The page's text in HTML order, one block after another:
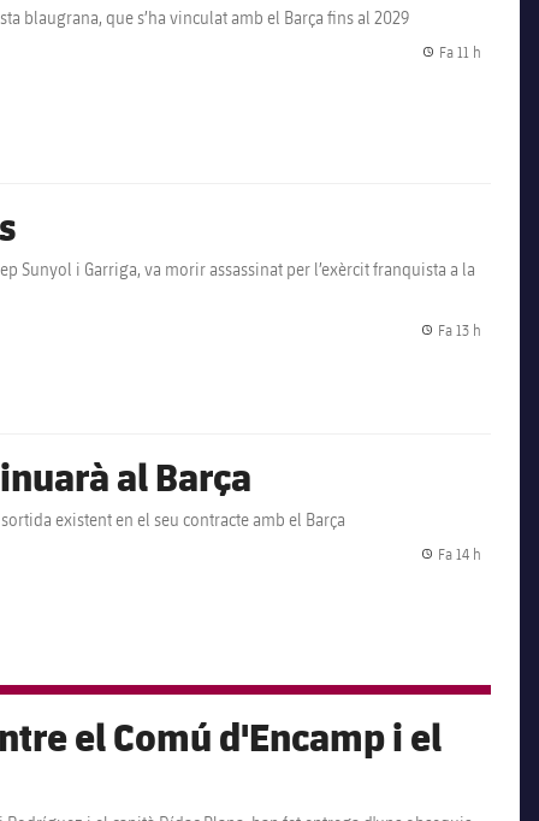
blaugrana, que s’ha vinculat amb el Barça fins al 2029
Fa 11 h
Sunyol i Garriga, va morir assassinat per l’exèrcit franquista a la
Fa 13 h
al Barça
existent en el seu contracte amb el Barça
Fa 14 h
el Comú d'Encamp i el